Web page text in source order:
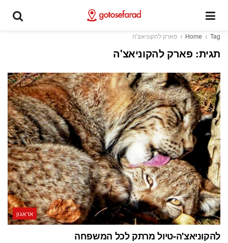
Home Tag פארק להקוניאצ'ה
תגית: פארק להקוניאצ'ה
אראגון
להקוניאצ'ה-טיול מרתק לכל המשפחה